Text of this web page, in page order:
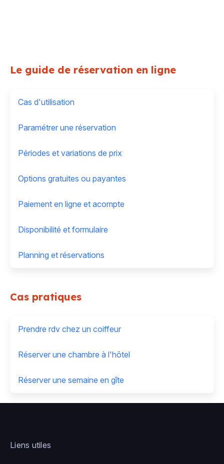
Le guide de réservation en ligne
Cas d'utilisation
Paramétrer une réservation
Périodes et variations de prix
Options gratuites ou payantes
Paiement en ligne et acompte
Disponibilité et formulaire
Planning et réservations
Cas pratiques
Prendre rdv chez un coiffeur
Réserver une chambre à l'hôtel
Réserver une semaine en gîte
Liens utiles